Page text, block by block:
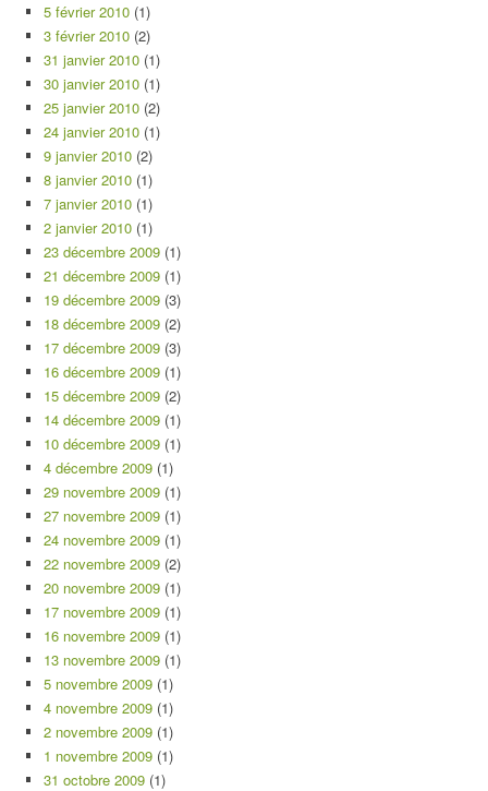
5 février 2010 (1)
3 février 2010 (2)
31 janvier 2010 (1)
30 janvier 2010 (1)
25 janvier 2010 (2)
24 janvier 2010 (1)
9 janvier 2010 (2)
8 janvier 2010 (1)
7 janvier 2010 (1)
2 janvier 2010 (1)
23 décembre 2009 (1)
21 décembre 2009 (1)
19 décembre 2009 (3)
18 décembre 2009 (2)
17 décembre 2009 (3)
16 décembre 2009 (1)
15 décembre 2009 (2)
14 décembre 2009 (1)
10 décembre 2009 (1)
4 décembre 2009 (1)
29 novembre 2009 (1)
27 novembre 2009 (1)
24 novembre 2009 (1)
22 novembre 2009 (2)
20 novembre 2009 (1)
17 novembre 2009 (1)
16 novembre 2009 (1)
13 novembre 2009 (1)
5 novembre 2009 (1)
4 novembre 2009 (1)
2 novembre 2009 (1)
1 novembre 2009 (1)
31 octobre 2009 (1)